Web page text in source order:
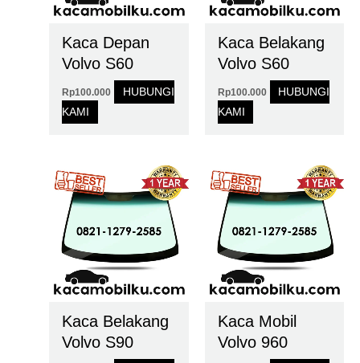
Kaca Depan
Volvo S60
Rp100.000
HUBUNGI
KAMI
Kaca Belakang
Volvo S60
Rp100.000
HUBUNGI
KAMI
Kaca Belakang
Volvo S90
Kaca Mobil
Volvo 960